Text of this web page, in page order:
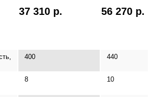
37 310 р. 56 270 р.
400 440
8 10